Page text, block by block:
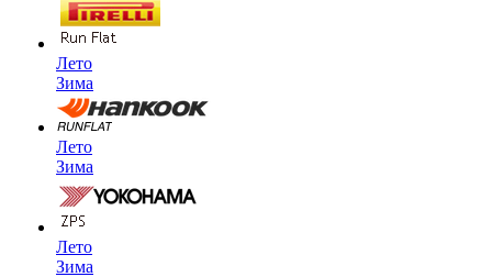
Лето
Зима
Лето
Зима
Лето
Зима